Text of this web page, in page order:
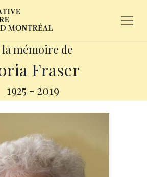
la mémoire de
Fraser
1925 - 2019